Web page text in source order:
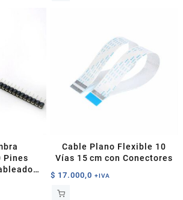
pueden
Pines
Cable Plano Flexible 10
Vías 15 cm con Conectores
$ 17.000,0 +IVA